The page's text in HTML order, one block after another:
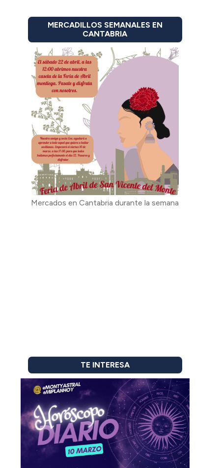
MERCADILLOS SEMANALES EN
CANTABRIA
Mercados en Cantabria durante la semana
TE INTERESA